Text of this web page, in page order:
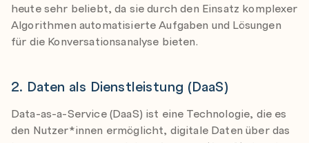
heute sehr beliebt, da sie durch den Einsatz komplexer
Algorithmen automatisierte Aufgaben und Lösungen
für die Konversationsanalyse bieten.
2. Daten als Dienstleistung (DaaS)
Data-as-a-Service (DaaS) ist eine Technologie, die es
den Nutzer*innen ermöglicht, digitale Daten über das